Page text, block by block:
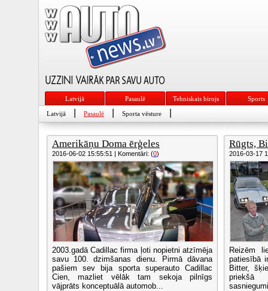
Latvijā Pasaulē Tehniskais birojs Sports
Latvijā Pasaulē Sporta vēsture
Amerikāņu Doma ērģeles
2016-06-02 15:55:51 | Komentāri: (0)
2003.gadā Cadillac firma ļoti nopietni atzīmēja
savu 100. dzimšanas dienu. Pirmā dāvana
pašiem sev bija sporta superauto Cadillac
Cien, mazliet vēlāk tam sekoja pilnīgs
vājprāts konceptuālā automob...
Rūgts,
2016-03-17
Reizēm
patiesībā
Bitter,
priekšā